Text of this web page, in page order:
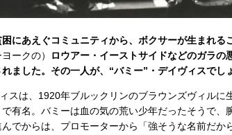
にあえぐコミュニティから、ボクサーが生まれ
ークの）
ロウアー・イーストサイドなどのガラ
ました。その一人が、“バミー”・デイヴィスでし
は、1920年ブルックリンのブラウンズヴィルに
有名。バミーは血の気の荒い少年だったそうで
でからは、プロモーターから「強そうな名前だか